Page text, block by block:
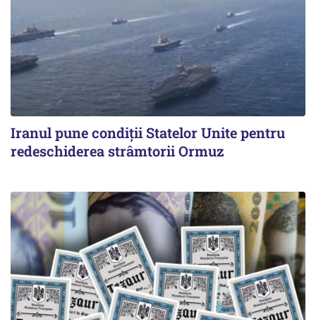
Iranul pune condiții Statelor Unite pentru
redeschiderea strâmtorii Ormuz